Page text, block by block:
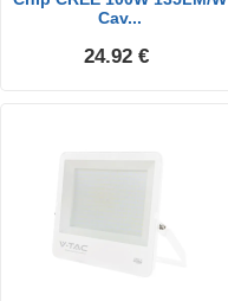
Cav...
24.92 €